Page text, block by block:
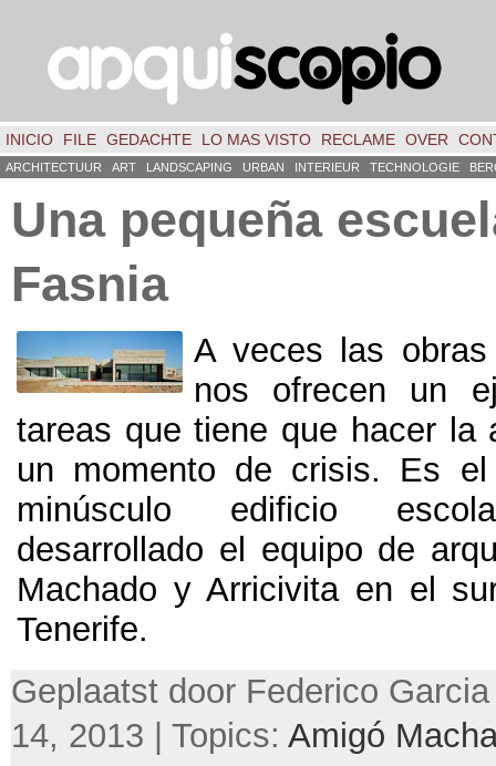
INICIO FILE GEDACHTE LO MAS VISTO RECLAME OVER
ARCHITECTUUR ART LANDSCAPING URBAN INTERIEUR TECHNOLOGIE
Una pequeña
Fasnia
A veces las
nos ofrecen un
tareas que tiene que hacer la
un momento de crisis. Es
minúsculo edificio
desarrollado el equipo de
Machado y Arricivita en el
Tenerife.
Geplaatst door Federico
14, 2013 | Topics: Amigó